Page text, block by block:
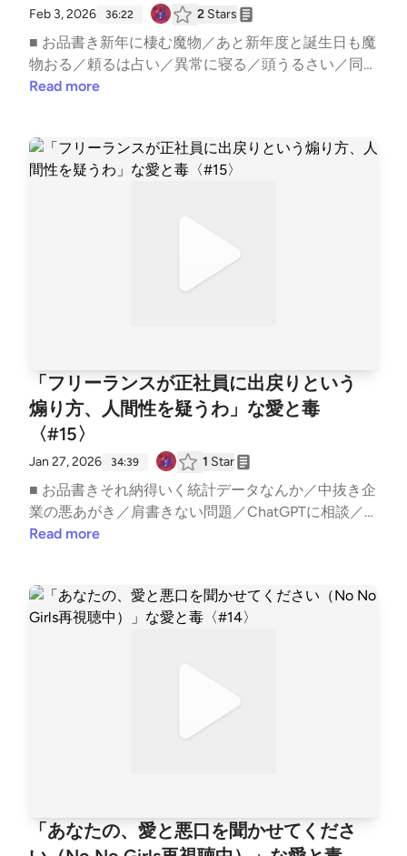
er18ゆきママInstagram: https://www.instagram.com/
nara_deer18ゆきママTikTok: https://www.tiktok.com/
@nara_deer18 ▼ note番組公式: https://note.com/sna
ck_ai_to_doku/ゆきママ: https://note.com/nara_deer1
8/収録後の裏話やアフタートーク、ママの本音は番組
どく でお口直しのご感想もお待ちしております。
Feb 3, 2026 36:22 2 Stars
■ お品書き新年に棲む魔物／あと新年度と誕生日も魔
物おる／頼るは占い／異常に寝る／頭うるさい／同族
嫌悪と共感性羞恥とに向き合うか／学校に馴染めなか
━━━━━━━━━━━━━スナック愛と毒 〜ゆき
ママの愛、届く？〜━━━━━━━━━━━━━━━
si=7lrPo5CLRKKqLO4tw9TjpA&amp;pi=5Vz1DxHRS_i
Gx ──────────────── ▼ あなたの「ちょっと聞
こちらまでお寄せください。 ───────────────
─ ▼ 公式HPhttps://aitodoku.com ▼ SNS番組公式X:
https://twitter.com/snack_aitodokuゆきママX: http
s://twitter.com/nara_deer18ゆきママInstagram: http
s://www.instagram.com/nara_deer18ゆきママTikTok:
https://www.tiktok.com/@nara_deer18 ▼ note番組公
式: https://note.com/snack_ai_to_doku/ゆきママ: http
s://note.com/nara_deer18/収録後の裏話やアフタート
ーク、ママの本音は番組公式noteにてひっそり公開
お待ちしております。
Read more
「フリーランスが正社員に出戻りという
煽り方、人間性を疑うわ」な愛と毒
〈#15〉
Jan 27, 2026 34:39 1 Star
■ お品書きそれ納得いく統計データなんか／中抜き企
業の悪あがき／肩書きない問題／ChatGPTに相談／
チヤホヤされたいんちゃう／承認欲求と自己顕示欲で
━━━━━━━━━━━━━━━━━スナック愛と毒
〜ゆきママの愛、届く？〜━━━━━━━━━━━━
MYG?si=7lrPo5CLRKKqLO4tw9TjpA&amp;pi=5Vz1Dx
HRS_iGx ──────────────── ▼ あなたの「ちょ
ひこちらまでお寄せください。 ──────────────
── ▼ 公式HPhttps://aitodoku.com ▼ SNS番組公式X:
Read more
「あなたの、愛と悪口を聞かせてくださ